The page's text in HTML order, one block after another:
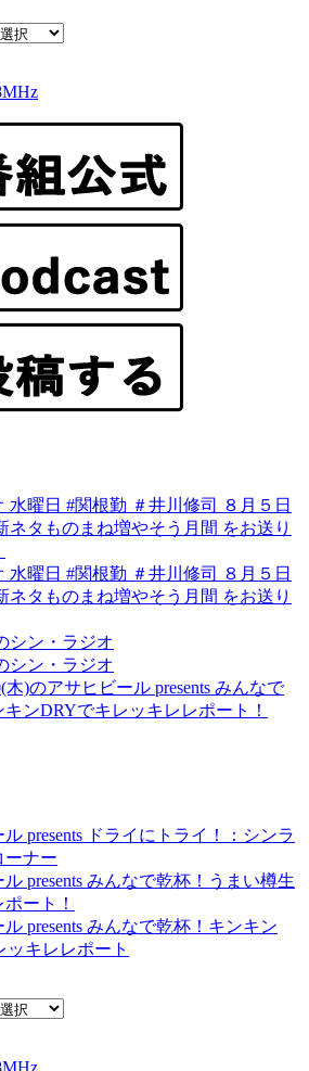
水曜日 #関根勤 ＃井川修司 ８月５日
ネタものまね増やそう月間 をお送り
水曜日 #関根勤 ＃井川修司 ８月５日
ネタものまね増やそう月間 をお送り
シン・ラジオ
シン・ラジオ
木)のアサヒビール presents みんなで
ンDRYでキレッキレレポート！
presents ドライにトライ！：シンラ
ーナー
presents みんなで乾杯！うまい樽生
ート！
presents みんなで乾杯！キンキン
ッキレレポート